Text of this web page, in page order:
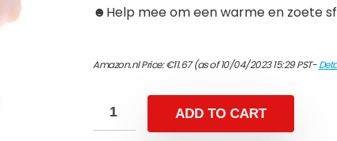
☻Help mee om een warme en zoete
Amazon.nl Price:€11.67(as of 10/04/2023 15:29 PST-
ADD TO CART